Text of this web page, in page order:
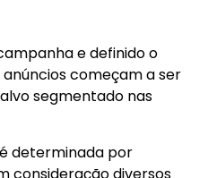
e definido o
começam a ser
segmentado nas
determinada por
consideração diversos